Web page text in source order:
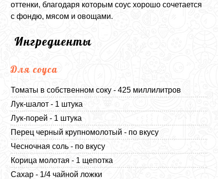
оттенки, благодаря которым соус хорошо сочетается
с фондю, мясом и овощами.
Ингредиенты
Для соуса
Томаты в собственном соку - 425 миллилитров
Лук-шалот - 1 штука
Лук-порей - 1 штука
Перец черный крупномолотый - по вкусу
Чесночная соль - по вкусу
Корица молотая - 1 щепотка
Сахар - 1/4 чайной ложки